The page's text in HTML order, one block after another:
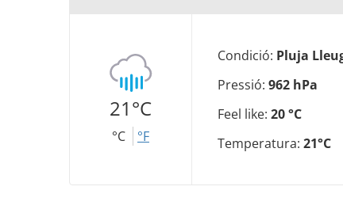
21°C
°C °F
Condició: Pluja
Pressió: 962 hPa
Feel like: 20 °C
Temperatura: 21°C